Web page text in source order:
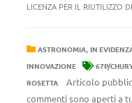
LICENZA PER IL RIUTILIZZO
ASTRONOMIA, IN
INNOVAZIONE
67P/
ROSETTA Articolo
commenti sono aperti a